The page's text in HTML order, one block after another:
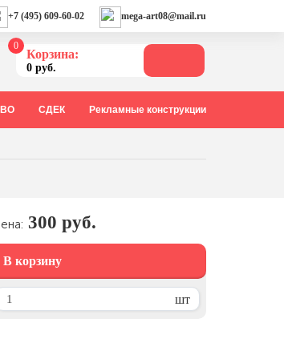
+7 (495) 609-60-02 mega-art08@mail.ru
0
Корзина:
0 руб.
СДЕК Рекламные конструкции
300 руб.
В корзину
шт